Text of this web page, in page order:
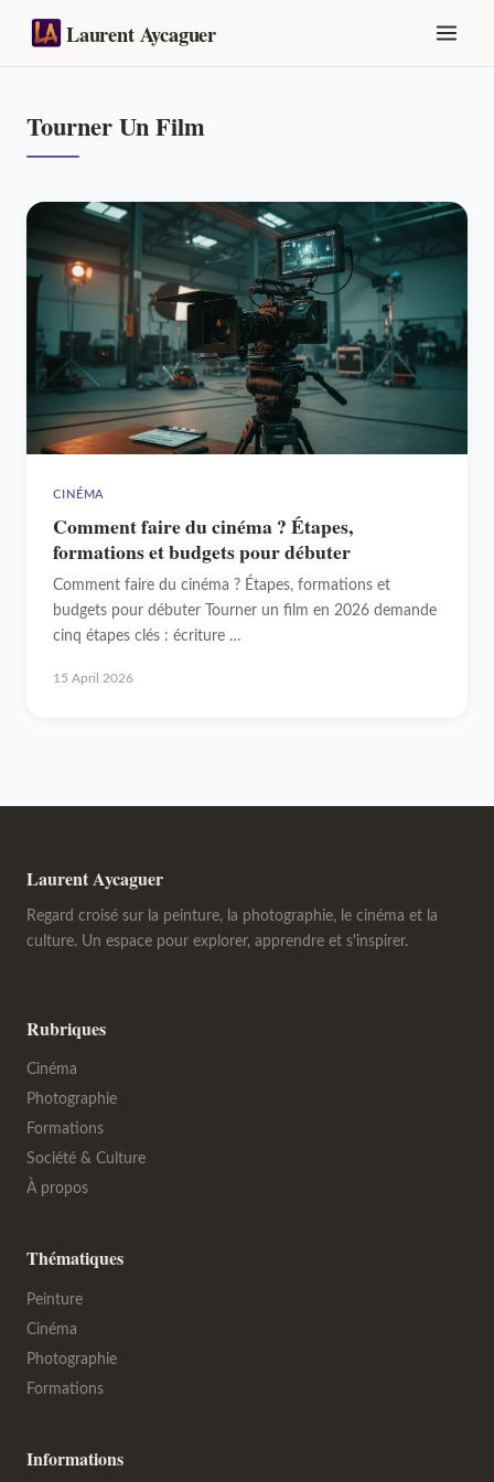
Laurent Aycaguer
Tourner Un Film
CINÉMA
Comment faire du cinéma ? Étapes,
formations et budgets pour débuter
Comment faire du cinéma ? Étapes, formations et
budgets pour débuter Tourner un film en 2026 demande
cinq étapes clés : écriture …
15 April 2026
Laurent Aycaguer
Regard croisé sur la peinture, la photographie, le cinéma et la
culture. Un espace pour explorer, apprendre et s'inspirer.
Rubriques
Cinéma
Photographie
Formations
Société & Culture
À propos
Thématiques
Peinture
Cinéma
Photographie
Formations
Informations